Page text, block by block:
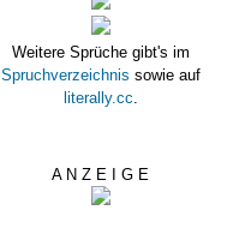
Weitere Sprüche gibt's im
Spruchverzeichnis sowie auf
literally.cc
A N Z E I G E